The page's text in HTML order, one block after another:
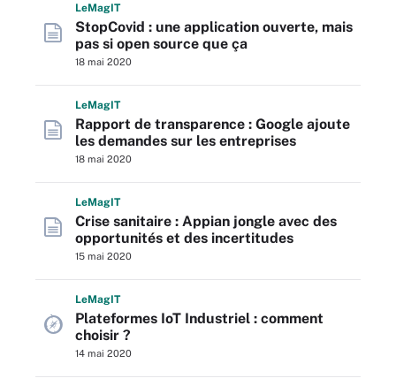
LeMagIT
StopCovid : une application ouverte, mais
pas si open source que ça
18 mai 2020
LeMagIT
Rapport de transparence : Google ajoute
les demandes sur les entreprises
18 mai 2020
LeMagIT
Crise sanitaire : Appian jongle avec des
opportunités et des incertitudes
15 mai 2020
LeMagIT
Plateformes IoT Industriel : comment
choisir ?
14 mai 2020